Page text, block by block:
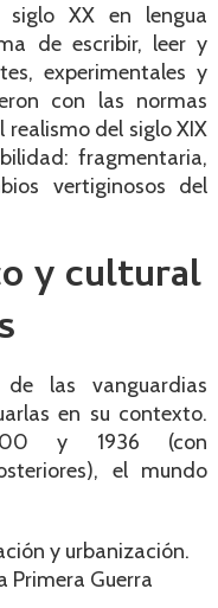
siglo XX en lengua
de escribir, leer y
experimentales y
con las normas
del siglo XIX
fragmentaria,
vertiginosos del
y cultural
las vanguardias
en su contexto.
y 1936 (con
el mundo
y urbanización.
Primera Guerra